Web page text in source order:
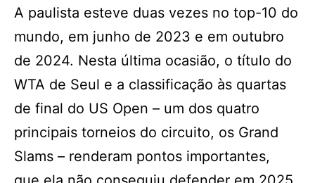
A paulista esteve duas vezes no top-10 do
mundo, em junho de 2023 e em outubro
de 2024. Nesta última ocasião, o título do
WTA de Seul e a classificação às quartas
de final do US Open – um dos quatro
principais torneios do circuito, os Grand
Slams – renderam pontos importantes,